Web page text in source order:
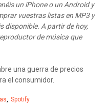
un iPhone o un Android y
vuestras listas en MP3 y
disponible. A partir de hoy,
de música que
una guerra de precios
el consumidor.
Spotify